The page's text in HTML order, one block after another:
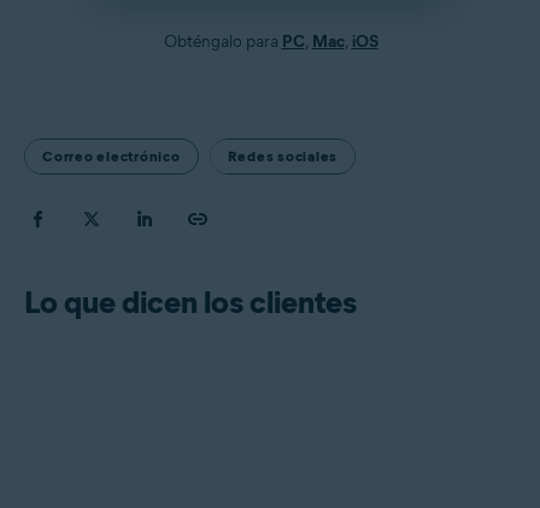
Obténgalo para PC, Mac, iOS
Correo electrónico Redes sociales
Lo que dicen los clientes